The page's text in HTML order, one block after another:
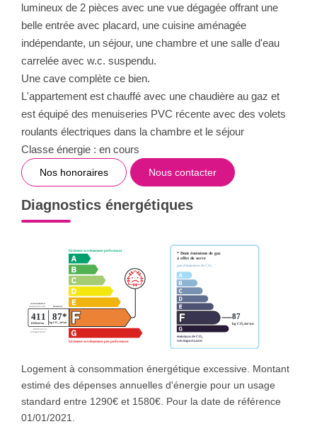
lumineux de 2 pièces avec une vue dégagée offrant une
belle entrée avec placard, une cuisine aménagée
indépendante, un séjour, une chambre et une salle d'eau
carrelée avec w.c. suspendu.
Une cave complète ce bien.
L'appartement est chauffé avec une chaudière au gaz et
est équipé des menuiseries PVC récente avec des volets
roulants électriques dans la chambre et le séjour
Classe énergie : en cours
Nos honoraires Nous contacter
Diagnostics énergétiques
Logement à consommation énergétique excessive. Montant
estimé des dépenses annuelles d'énergie pour un usage
standard entre 1290€ et 1580€. Pour la date de référence
01/01/2021.